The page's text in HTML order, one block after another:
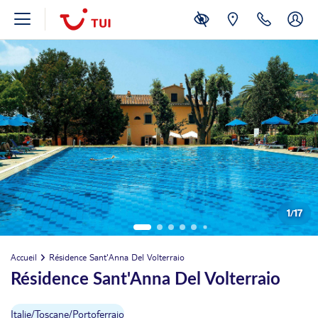
1/17
Accueil Résidence Sant'Anna Del Volterraio
Résidence Sant'Anna Del Volterraio
Italie/Toscane/Portoferraio